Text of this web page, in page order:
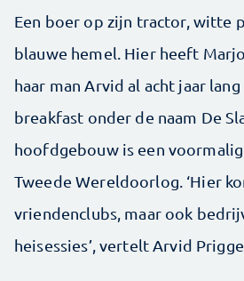
Een boer op zijn tractor, witte
blauwe hemel. Hier heeft
haar man Arvid al acht jaar
breakfast onder de naam De
hoofdgebouw is een
Tweede Wereldoorlog. ‘Hier
vriendenclubs, maar ook
heisessies’, vertelt Arvid